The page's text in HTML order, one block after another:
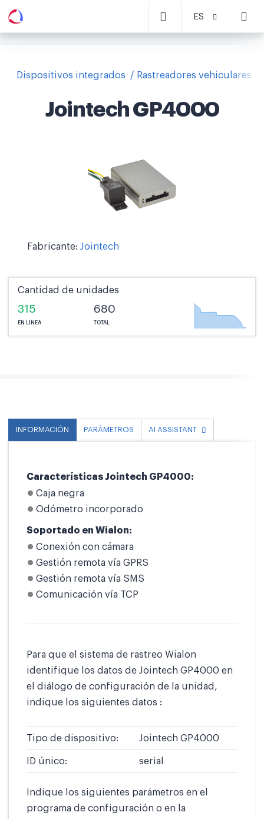
ES
Dispositivos integrados Rastreadores vehiculares
Jointech GP4000
Fabricante: Jointech
Cantidad de unidades
315
EN LÍNEA
680
TOTAL
INFORMACIÓN PARÁMETROS AI ASSISTANT
Características Jointech GP4000:
Caja negra
Odómetro incorporado
Soportado en Wialon:
Conexión con cámara
Gestión remota vía GPRS
Gestión remota vía SMS
Comunicación vía TCP
Para que el sistema de rastreo Wialon
identifique los datos de Jointech GP4000 en
el diálogo de configuración de la unidad,
indique los siguientes datos :
Tipo de dispositivo: Jointech GP4000
ID único: serial
Indique los siguientes parámetros en el
programa de configuración o en la